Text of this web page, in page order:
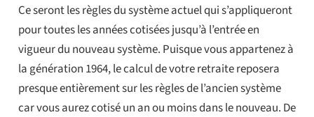
Ce seront les règles du système actuel qui s’appliqueront
pour toutes les années cotisées jusqu’à l’entrée en
vigueur du nouveau système. Puisque vous appartenez à
la génération 1964, le calcul de votre retraite reposera
presque entièrement sur les règles de l’ancien système
car vous aurez cotisé un an ou moins dans le nouveau. De